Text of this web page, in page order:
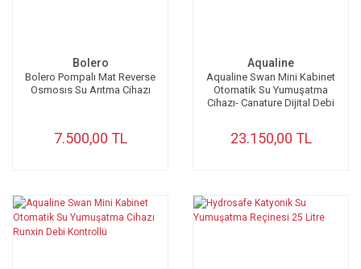
Bolero
Bolero Pompalı Mat Reverse
Osmosıs Su Arıtma Cihazı
7.500,00 TL
Aqualine
Aqualine Swan Mini Kabinet
Otomatik Su Yumuşatma
Cihazı- Canature Dijital Debi
23.150,00 TL